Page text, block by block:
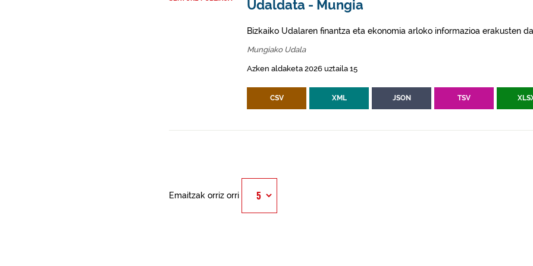
Udaldata - Mungia
Bizkaiko Udalaren finantza eta ekonomia arloko informazioa erakusten
Mungiako Udala
Azken aldaketa 2026 uztaila 15
CSV XML JSON TSV
Emaitzak orriz orri